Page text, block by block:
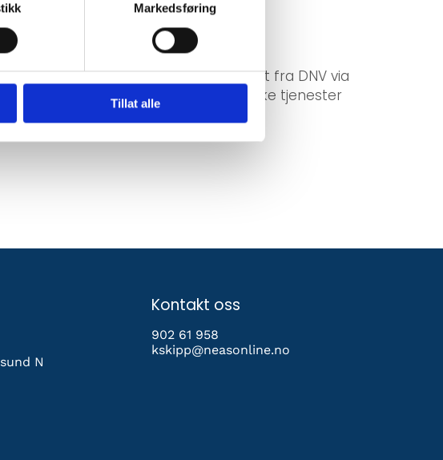
Markedsføring
Tillat alle
vil bli holdt av representant fra DNV via
som forteller ombakgrunn, og hvilke tjenester
Velkommen!
N
Kontakt oss
902 61 958
kskipp@neasonline.no